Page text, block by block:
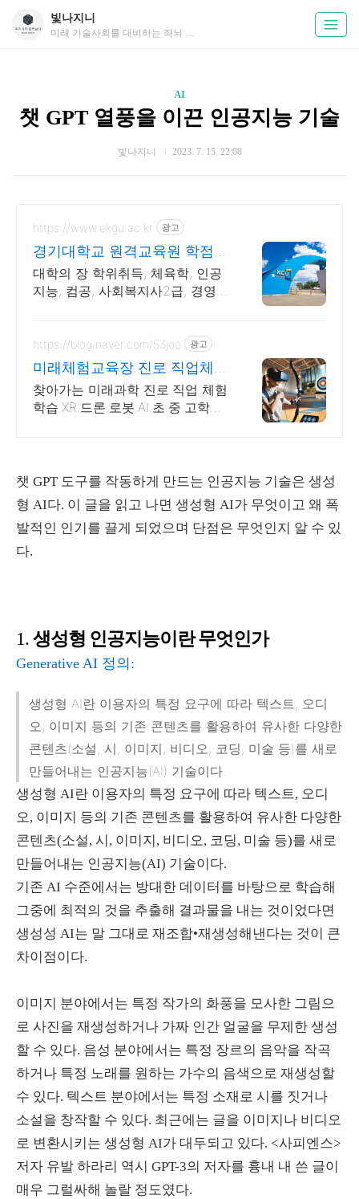
빛나지니
미래 기술사회를 대비하는 좌뇌 채우는 정보
AI
챗 GPT 열풍을 이끈 인공지능 기술
빛나지니 2023. 7. 15. 22:08
https://www.ekgu.ac.kr 광고
경기대학교 원격교육원 학점은
행제 100%온라인수업
대학의 장 학위취득, 체육학, 인공
지능, 컴공, 사회복지사2급, 경영
취득
https://blog.naver.com/53joo 광고
미래체험교육장 진로.직업체험
주말 상담 가능 1:1교육
찾아가는 미래과학 진로.직업 체험
학습.XR.드론.로봇.AI.초.중.고학교.
챗 GPT 도구를 작동하게 만드는 인공지능 기술은 생성
형 AI다. 이 글을 읽고 나면 생성형 AI가 무엇이고 왜 폭
발적인 인기를 끌게 되었으며 단점은 무엇인지 알 수 있
다.
1.생성형 인공지능이란 무엇인가
Generative AI 정의:
생성형 AI란 이용자의 특정 요구에 따라 텍스트, 오디
오, 이미지 등의 기존 콘텐츠를 활용하여 유사한 다양한
콘텐츠(소설, 시, 이미지, 비디오, 코딩, 미술 등)를 새로
만들어내는 인공지능(AI) 기술이다.
생성형 AI란 이용자의 특정 요구에 따라 텍스트, 오디
오, 이미지 등의 기존 콘텐츠를 활용하여 유사한 다양한
콘텐츠(소설 , 시 , 이미지 , 비디오, 코딩, 미술 등)를 새로
만들어내는 인공지능(AI) 기술이다.
기존 AI 수준에서는 방대한 데이터를 바탕으로 학습해
그중에 최적의 것을 추출해 결과물을 내는 것이었다면
생성성 AI는 말 그대로 재조합•재생성해낸다는 것이 큰
차이점이다.
이미지 분야에서는 특정 작가의 화풍을 모사한 그림으
로 사진을 재생성하거나 가짜 인간 얼굴을 무제한 생성
할 수 있다. 음성 분야에서는 특정 장르의 음악을 작곡
하거나 특정 노래를 원하는 가수의 음색으로 재생성할
수 있다. 텍스트 분야에서는 특정 소재로 시를 짓거나
소설을 창작할 수 있다. 최근에는 글을 이미지나 비디오
로 변환시키는 생성형 AI가 대두되고 있다. <사피엔스>
저자 유발 하라리 역시 GPT-3의 저자를 흉내 내 쓴 글이
매우 그럴싸해 놀랄 정도였다.